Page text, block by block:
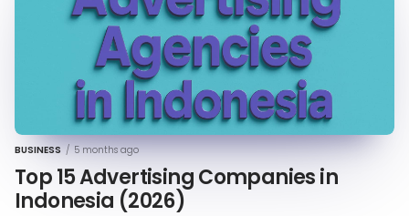
BUSINESS / 5 months ago
Top 15 Advertising Companies in
Indonesia (2026)